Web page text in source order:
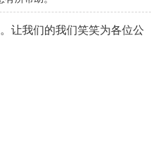
让我们的我们笑笑为各位公